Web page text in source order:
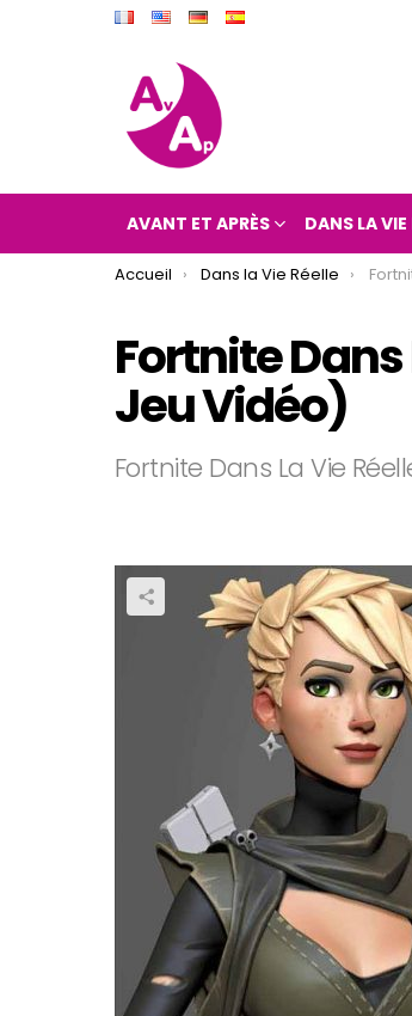
AVANT ET APRÈS DANS LA VIE
You are here:
Accueil Dans la Vie Réelle
Fortnite Dans
Jeu Vidéo)
Fortnite Dans La Vie